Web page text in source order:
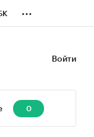
...
Войти
0